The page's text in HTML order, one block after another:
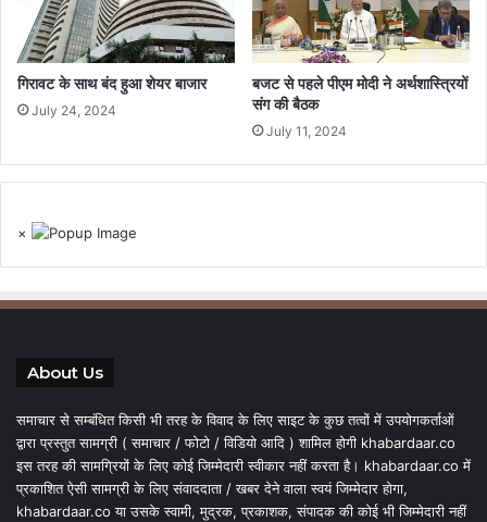
गिरावट के साथ बंद हुआ शेयर बाजार
July 24, 2024
बजट से पहले पीएम मोदी ने अर्थशास्त्रियों
संग की बैठक
July 11, 2024
×
About Us
समाचार से सम्बंधित किसी भी तरह के विवाद के लिए साइट के कुछ तत्वों में उपयोगकर्ताओं
द्वारा प्रस्तुत सामग्री ( समाचार / फोटो / विडियो आदि ) शामिल होगी khabardaar.co
इस तरह की सामग्रियों के लिए कोई जिम्मेदारी स्वीकार नहीं करता है। khabardaar.co में
प्रकाशित ऐसी सामग्री के लिए संवाददाता / खबर देने वाला स्वयं जिम्मेदार होगा,
khabardaar.co या उसके स्वामी, मुद्रक, प्रकाशक, संपादक की कोई भी जिम्मेदारी नहीं